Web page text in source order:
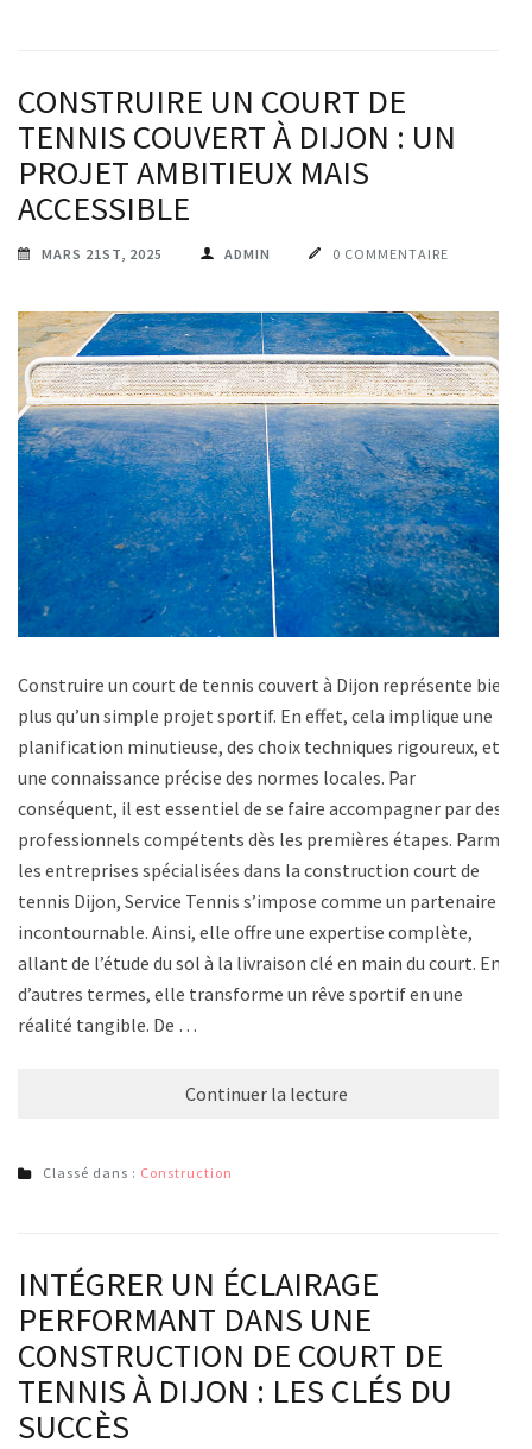
CONSTRUIRE UN COURT DE
TENNIS COUVERT À DIJON : UN
PROJET AMBITIEUX MAIS
ACCESSIBLE
MARS 21ST, 2025 ADMIN 0 COMMENTAIRE
Construire un court de tennis couvert à Dijon représente bien
plus qu’un simple projet sportif. En effet, cela implique une
planification minutieuse, des choix techniques rigoureux, et
une connaissance précise des normes locales. Par
conséquent, il est essentiel de se faire accompagner par des
professionnels compétents dès les premières étapes. Parmi
les entreprises spécialisées dans la construction court de
tennis Dijon, Service Tennis s’impose comme un partenaire
incontournable. Ainsi, elle offre une expertise complète,
allant de l’étude du sol à la livraison clé en main du court. En
d’autres termes, elle transforme un rêve sportif en une
réalité tangible. De …
Continuer la lecture
Classé dans : Construction
INTÉGRER UN ÉCLAIRAGE
PERFORMANT DANS UNE
CONSTRUCTION DE COURT DE
TENNIS À DIJON : LES CLÉS DU
SUCCÈS